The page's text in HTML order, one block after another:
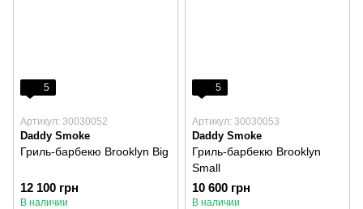
5
Артикул: 30030052
Daddy Smoke
Гриль-барбекю Brooklyn Big
12 100 грн
В наличии
5
Артикул: 30030053
Daddy Smoke
Гриль-барбекю Brooklyn
Small
10 600 грн
В наличии